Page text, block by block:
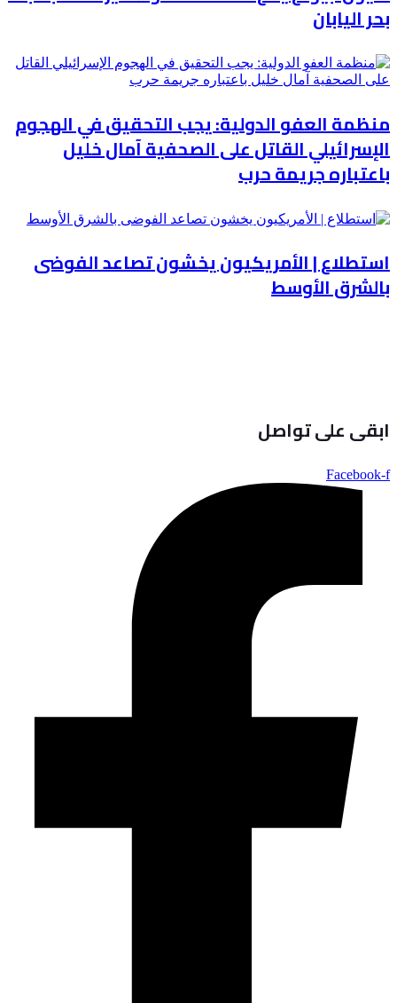
بحر اليابان
منظمة العفو الدولية: يجب التحقيق في الهجوم
الإسرائيلي القاتل على الصحفية آمال خليل
باعتباره جريمة حرب
استطلاع | الأمريكيون يخشون تصاعد الفوضى
بالشرق الأوسط
ابقى على تواصل
Facebook-f